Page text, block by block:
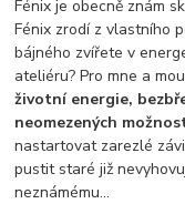
Fénix je obecně znám
Fénix zrodí z vlastního
bájného zvířete v
ateliéru? Pro mne a
životní energie,
neomezených
nastartovat zarezlé
pustit staré již
neznámému...